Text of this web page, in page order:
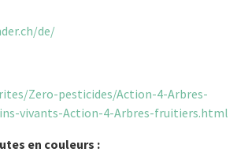
de/
Zero-pesticides/Action-4-Arbres-
vivants-Action-4-Arbres-fruitiers.html
en couleurs :